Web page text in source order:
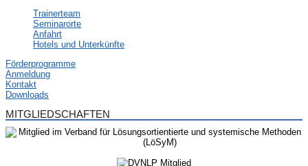
Trainerteam
Seminarorte
Anfahrt
Hotels und Unterkünfte
Förderprogramme
Anmeldung
Kontakt
Downloads
MITGLIEDSCHAFTEN